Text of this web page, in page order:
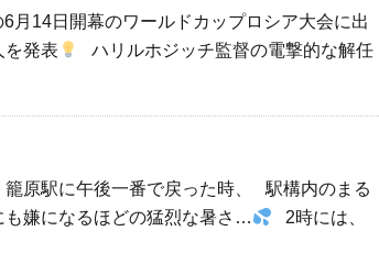
月14日開幕のワールドカップロシア大会に出
を発表
ハリルホジッチ監督の電撃的な解任
原駅に午後一番で戻った時、 駅構内のまる
も嫌になるほどの猛烈な暑さ…
2時には、